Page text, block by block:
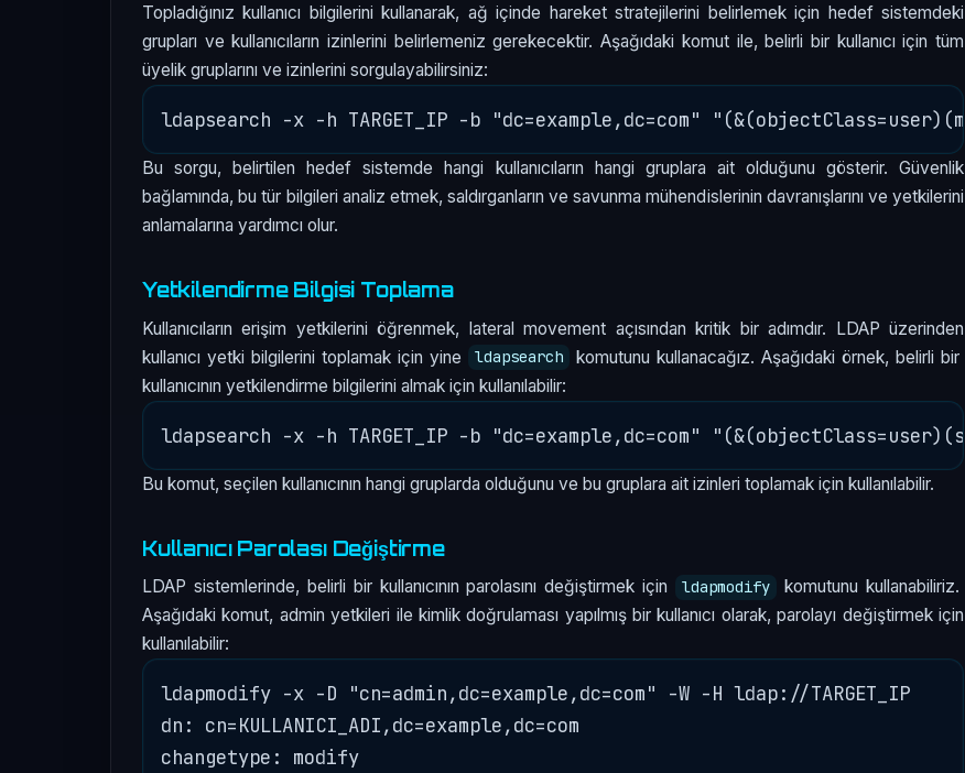
Topladığınız kullanıcı bilgilerini kullanarak, ağ içinde hareket stratejilerini belirlemek için hedef sistemdeki
grupları ve kullanıcıların izinlerini belirlemeniz gerekecektir. Aşağıdaki komut ile, belirli bir kullanıcı için tüm
üyelik gruplarını ve izinlerini sorgulayabilirsiniz:
Bu sorgu, belirtilen hedef sistemde hangi kullanıcıların hangi gruplara ait olduğunu gösterir. Güvenlik
bağlamında, bu tür bilgileri analiz etmek, saldırganların ve savunma mühendislerinin davranışlarını ve yetkilerini
anlamalarına yardımcı olur.
Yetkilendirme Bilgisi Toplama
Kullanıcıların erişim yetkilerini öğrenmek, lateral movement açısından kritik bir adımdır. LDAP üzerinden
kullanıcı yetki bilgilerini toplamak için yine
ldapsearch
komutunu kullanacağız. Aşağıdaki örnek, belirli bir
kullanıcının yetkilendirme bilgilerini almak için kullanılabilir:
Bu komut, seçilen kullanıcının hangi gruplarda olduğunu ve bu gruplara ait izinleri toplamak için kullanılabilir.
Kullanıcı Parolası Değiştirme
LDAP sistemlerinde, belirli bir kullanıcının parolasını değiştirmek için ldapmodify
komutunu kullanabiliriz.
Aşağıdaki komut, admin yetkileri ile kimlik doğrulaması yapılmış bir kullanıcı olarak, parolayı değiştirmek için
kullanılabilir:
ldapmodify -x -D "cn=admin,dc=example,dc=com" -W -H ldap://TARGET_IP
dn: cn=KULLANICI_ADI,dc=example,dc=com
changetype: modify